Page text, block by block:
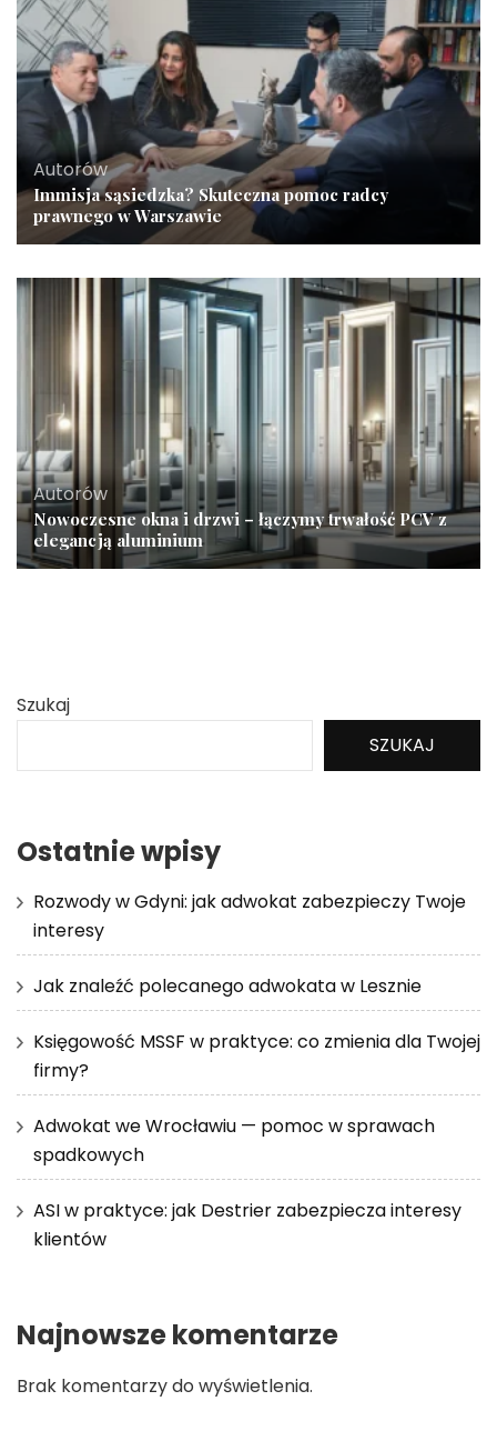
Autorów
Immisja sąsiedzka? Skuteczna pomoc radcy
prawnego w Warszawie
Autorów
Nowoczesne okna i drzwi – łączymy trwałość PCV z
elegancją aluminium
Szukaj
SZUKAJ
Ostatnie wpisy
Rozwody w Gdyni: jak adwokat zabezpieczy Twoje
interesy
Jak znaleźć polecanego adwokata w Lesznie
Księgowość MSSF w praktyce: co zmienia dla Twojej
firmy?
Adwokat we Wrocławiu — pomoc w sprawach
spadkowych
ASI w praktyce: jak Destrier zabezpiecza interesy
klientów
Najnowsze komentarze
Brak komentarzy do wyświetlenia.